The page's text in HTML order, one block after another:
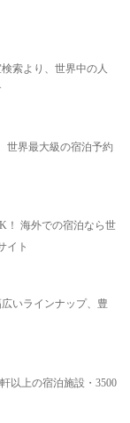
索より、世界中の人
世界最大級の宿泊予約
！ 海外での宿泊なら世
イト
いラインナップ、豊
以上の宿泊施設・3500